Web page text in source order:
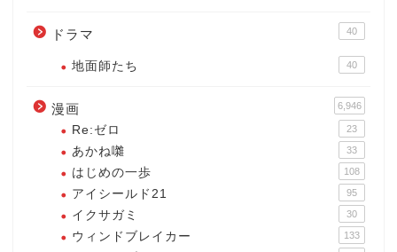
ドラマ 40
地面師たち 40
漫画 6,946
Re:ゼロ 23
あかね囃 33
はじめの一歩 108
アイシールド21 95
イクサガミ 30
ウィンドブレイカー 133